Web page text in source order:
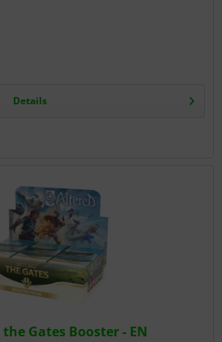
Details
Gates Booster - EN